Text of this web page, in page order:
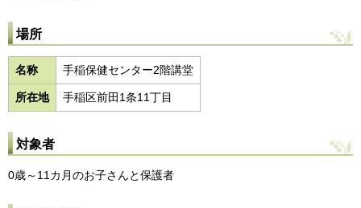
場所
名称 手稲保健センター2階講堂
所在地 手稲区前田1条11丁目
対象者
0歳～11カ月のお子さんと保護者